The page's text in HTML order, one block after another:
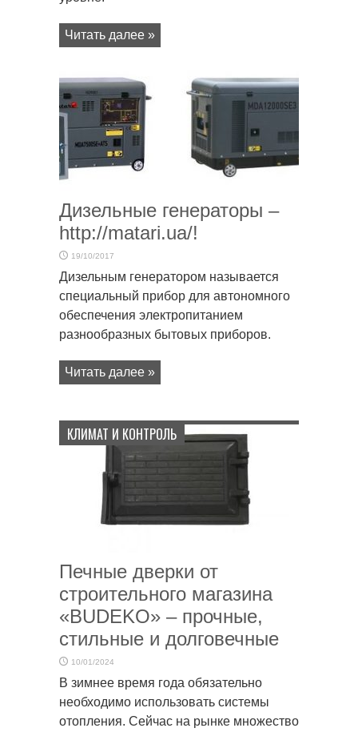
Читать далее »
Дизельные генераторы –
http://matari.ua/!
19/10/2017
Дизельным генератором называется
специальный прибор для автономного
обеспечения электропитанием
разнообразных бытовых приборов.
Читать далее »
КЛИМАТ И КОНТРОЛЬ
Печные дверки от
строительного магазина
«BUDEKO» – прочные,
стильные и долговечные
10/01/2024
В зимнее время года обязательно
необходимо использовать системы
отопления. Сейчас на рынке множество